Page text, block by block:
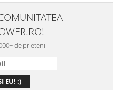
este sigură, fără scurgeri. O
folosesc aproape zilnic la
serviciu și sunt foarte
mulțumită.
de prieteni